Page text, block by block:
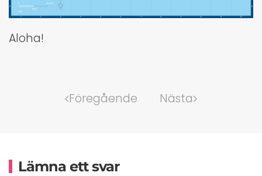
Aloha!
Föregående Nästa
Lämna ett svar